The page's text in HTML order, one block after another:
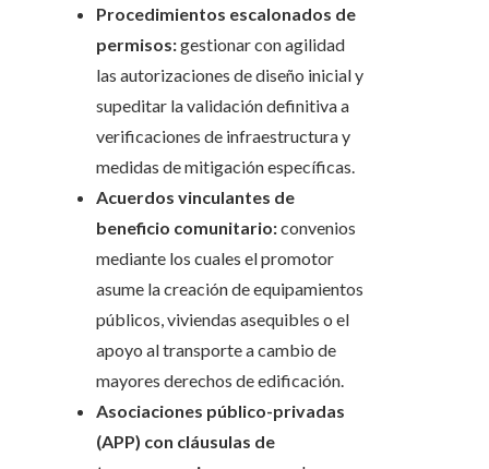
Procedimientos escalonados de
permisos:gestionar con agilidad
las autorizaciones de diseño inicial y
supeditar la validación definitiva a
verificaciones de infraestructura y
medidas de mitigación específicas.
Acuerdos vinculantes de
beneficio comunitario:convenios
mediante los cuales el promotor
asume la creación de equipamientos
públicos, viviendas asequibles o el
apoyo al transporte a cambio de
mayores derechos de edificación.
Asociaciones público-privadas
(APP) con cláusulas de